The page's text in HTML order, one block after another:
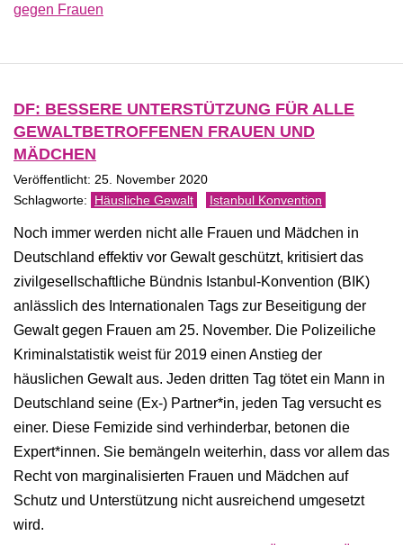
gegen Frauen
DF: BESSERE UNTERSTÜTZUNG FÜR ALLE
GEWALTBETROFFENEN FRAUEN UND
MÄDCHEN
Veröffentlicht: 25. November 2020
Häusliche Gewalt Istanbul Konvention
Noch immer werden nicht alle Frauen und Mädchen in
Deutschland effektiv vor Gewalt geschützt, kritisiert das
zivilgesellschaftliche Bündnis Istanbul-Konvention (BIK)
anlässlich des Internationalen Tags zur Beseitigung der
Gewalt gegen Frauen am 25. November. Die Polizeiliche
Kriminalstatistik weist für 2019 einen Anstieg der
häuslichen Gewalt aus. Jeden dritten Tag tötet ein Mann in
Deutschland seine (Ex-) Partner*in, jeden Tag versucht es
einer. Diese Femizide sind verhinderbar, betonen die
Expert*innen. Sie bemängeln weiterhin, dass vor allem das
Recht von marginalisierten Frauen und Mädchen auf
Schutz und Unterstützung nicht ausreichend umgesetzt
wird.